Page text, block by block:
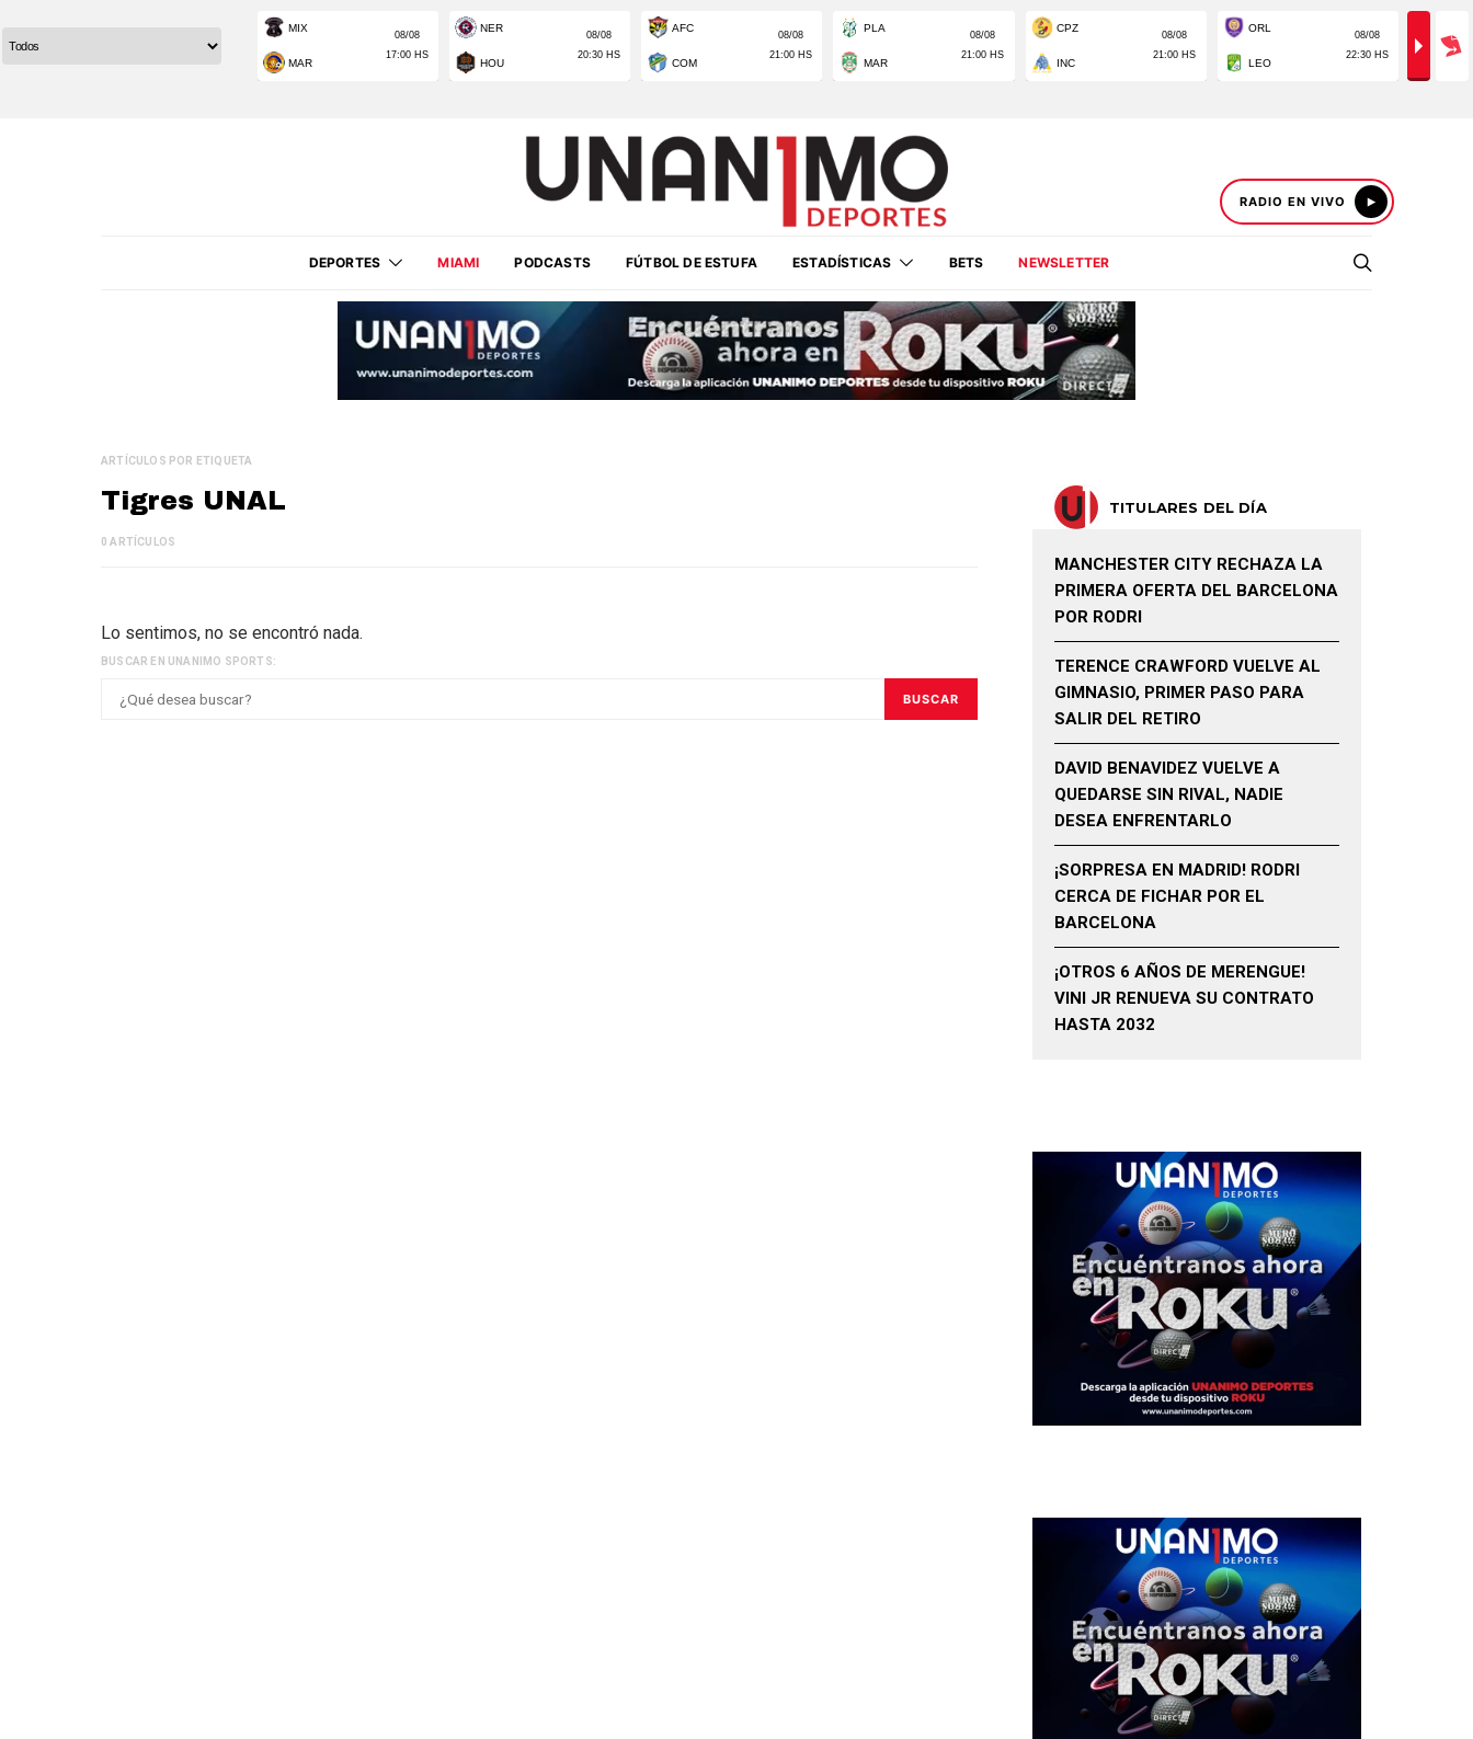
RADIO EN VIVO
DEPORTES MIAMI PODCASTS FÚTBOL DE ESTUFA ESTADÍSTICAS BETS NEWSLETTER
ARTÍCULOS POR ETIQUETA
Tigres UNAL
0 ARTÍCULOS
Lo sentimos, no se encontró nada.
BUSCAR EN UNANIMO SPORTS:
BUSCAR
TITULARES DEL DÍA
MANCHESTER CITY RECHAZA LA
PRIMERA OFERTA DEL BARCELONA
POR RODRI
TERENCE CRAWFORD VUELVE AL
GIMNASIO, PRIMER PASO PARA
SALIR DEL RETIRO
DAVID BENAVIDEZ VUELVE A
QUEDARSE SIN RIVAL, NADIE
DESEA ENFRENTARLO
¡SORPRESA EN MADRID! RODRI
CERCA DE FICHAR POR EL
BARCELONA
¡OTROS 6 AÑOS DE MERENGUE!
VINI JR RENUEVA SU CONTRATO
HASTA 2032